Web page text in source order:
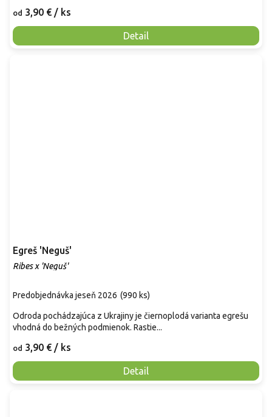
od 3,90 € / ks
Detail
Egreš 'Neguš'
Ribes x 'Neguš'
Predobjednávka jeseň 2026 (990 ks)
od 3,90 € / ks
Detail
Odroda pochádzajúca z Ukrajiny je čiernoplodá varianta egrešu
vhodná do bežných podmienok. Rastie...